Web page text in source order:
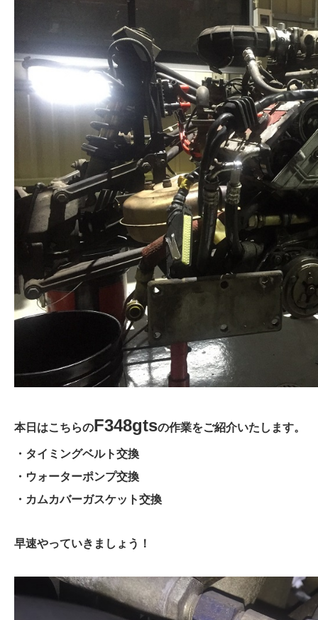
本日はこちらのF348gtsの作業をご紹介いたします。
・タイミングベルト交換
・ウォーターポンプ交換
・カムカバーガスケット交換
早速やっていきましょう！